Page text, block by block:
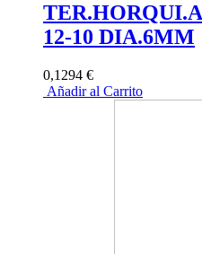
12-10 DIA.6MM
0,1294 €
Añadir al Carrito